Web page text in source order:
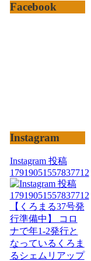
Facebook
Instagram
Instagram 投稿
17919051557837712
【くろまる37号発
行準備中】 コロ
ナで年1-2発行と
なっているくろま
るシェムリアップ